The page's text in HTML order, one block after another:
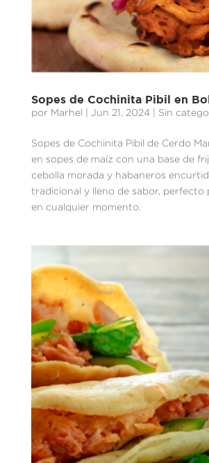
Sopes de Cochinita Pibil en
por Marhel | Jun 21, 2024| Sin
Sopes de Cochinita Pibil de Cerdo
en sopes de maíz con una base de
cebolla morada y habaneros
tradicional y lleno de sabor, perfecto
en cualquier momento.